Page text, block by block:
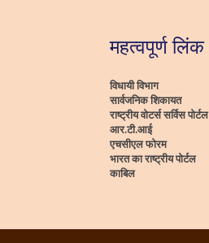
महत्वपूर्ण लिंक
विधायी विभाग
सार्वजनिक शिकायत
राष्ट्रीय वोटर्स सर्विस पोर्टल
आर.टी.आई
एचसीएल फोरम
भारत का राष्ट्रीय पोर्टल
काबिल